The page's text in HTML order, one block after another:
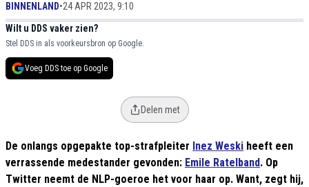
BINNENLAND•24 APR 2023, 9:10
Wilt u DDS vaker zien?
Stel DDS in als voorkeursbron op Google.
Voeg DDS toe op Google
Delen met
De onlangs opgepakte top-strafpleiter Inez Weski heeft een
verrassende medestander gevonden: Emile Ratelband. Op
Twitter neemt de NLP-goeroe het voor haar op. Want, zegt hij,